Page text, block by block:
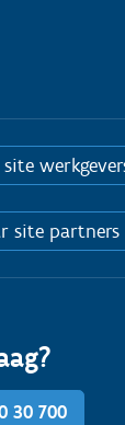
site partners
30 700